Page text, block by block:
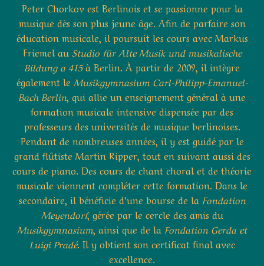
Peter Chorkov est Berlinois et se passionne pour la
musique dès son plus jeune âge. Afin de parfaire son
éducation musicale, il poursuit les cours avec Markus
Friemel auStudio für Alte Musik und musikalische
Bildung a 415à Berlin. À partir de 2009, il intègre
également le Musikgymnasium Carl-Philipp-Emanuel-
Bach Berlin, qui allie un enseignement général à une
formation musicale intensive dispensée par des
professeurs des universités de musique berlinoises.
Pendant de nombreuses années, il y est guidé par le
grand flûtiste Martin Ripper, tout en suivant aussi des
cours de piano. Des cours de chant choral et de théorie
musicale viennent compléter cette formation. Dans le
secondaire, il bénéficie d’une bourse de la Fondation
Meyendorf, gérée par le cercle des amis du
Musikgymnasium, ainsi que de la Fondation Gerda et
Luigi Pradé. Il y obtient son certificat final avec
excellence.